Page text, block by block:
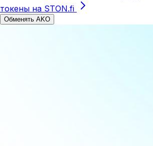
токены на STON.fi
Обменять AKO